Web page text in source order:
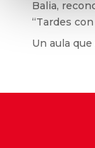
Balia,
“Tardes
Un aula